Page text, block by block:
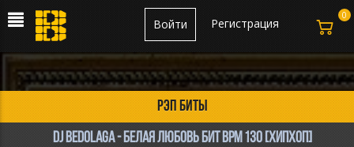
Регистрация
Войти
рэп биты
DJ Bedolaga - Белая Любовь Бит bpm 130 [ХипХоп]
0